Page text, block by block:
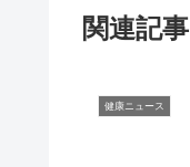
関連記事
健康ニュース